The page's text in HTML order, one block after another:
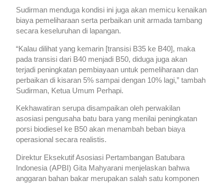
Sudirman menduga kondisi ini juga akan memicu kenaikan
biaya pemeliharaan serta perbaikan unit armada tambang
secara keseluruhan di lapangan.
“Kalau dilihat yang kemarin [transisi B35 ke B40], maka
pada transisi dari B40 menjadi B50, diduga juga akan
terjadi peningkatan pembiayaan untuk pemeliharaan dan
perbaikan di kisaran 5% sampai dengan 10% lagi,” tambah
Sudirman, Ketua Umum Perhapi.
Kekhawatiran serupa disampaikan oleh perwakilan
asosiasi pengusaha batu bara yang menilai peningkatan
porsi biodiesel ke B50 akan menambah beban biaya
operasional secara realistis.
Direktur Eksekutif Asosiasi Pertambangan Batubara
Indonesia (APBI) Gita Mahyarani menjelaskan bahwa
anggaran bahan bakar merupakan salah satu komponen